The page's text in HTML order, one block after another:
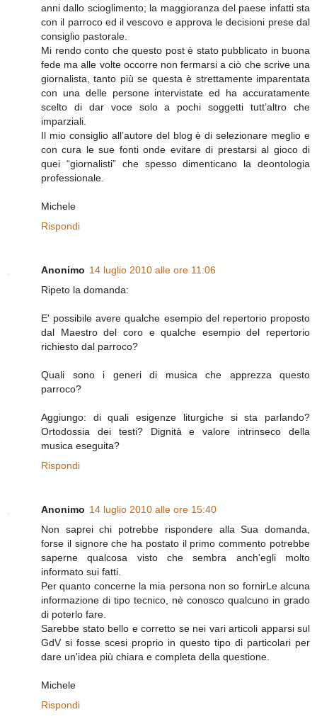
anni dallo scioglimento; la maggioranza del paese infatti sta
con il parroco ed il vescovo e approva le decisioni prese dal
consiglio pastorale.
Mi rendo conto che questo post è stato pubblicato in buona
fede ma alle volte occorre non fermarsi a ciò che scrive una
giornalista, tanto più se questa è strettamente imparentata
con una delle persone intervistate ed ha accuratamente
scelto di dar voce solo a pochi soggetti tutt’altro che
imparziali.
Il mio consiglio all’autore del blog è di selezionare meglio e
con cura le sue fonti onde evitare di prestarsi al gioco di
quei “giornalisti” che spesso dimenticano la deontologia
professionale.
Michele
Rispondi
Anonimo 14 luglio 2010 alle ore 11:06
Ripeto la domanda:
E' possibile avere qualche esempio del repertorio proposto
dal Maestro del coro e qualche esempio del repertorio
richiesto dal parroco?
Quali sono i generi di musica che apprezza questo
parroco?
Aggiungo: di quali esigenze liturgiche si sta parlando?
Ortodossia dei testi? Dignità e valore intrinseco della
musica eseguita?
Rispondi
Anonimo 14 luglio 2010 alle ore 15:40
Non saprei chi potrebbe rispondere alla Sua domanda,
forse il signore che ha postato il primo commento potrebbe
saperne qualcosa visto che sembra anch'egli molto
informato sui fatti.
Per quanto concerne la mia persona non so fornirLe alcuna
informazione di tipo tecnico, nè conosco qualcuno in grado
di poterlo fare.
Sarebbe stato bello e corretto se nei vari articoli apparsi sul
GdV si fosse scesi proprio in questo tipo di particolari per
dare un'idea più chiara e completa della questione.
Michele
Rispondi